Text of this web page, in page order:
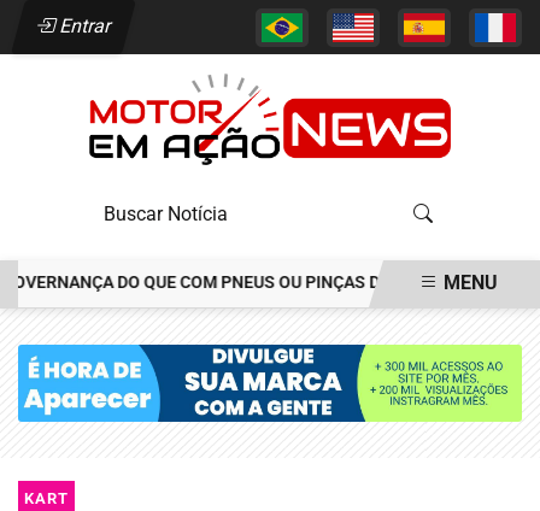
Entrar
DO QUE COM PNEUS OU PINÇAS DE FREIOS JOÃO
MENU
KART